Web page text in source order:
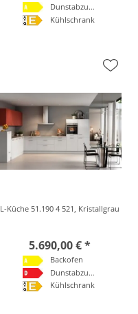
Dunstabzugshaube
Kühlschrank
L-Küche 51.190 4 521, Kristallgrau
5.690,00 € *
Backofen
Dunstabzugshaube
Kühlschrank